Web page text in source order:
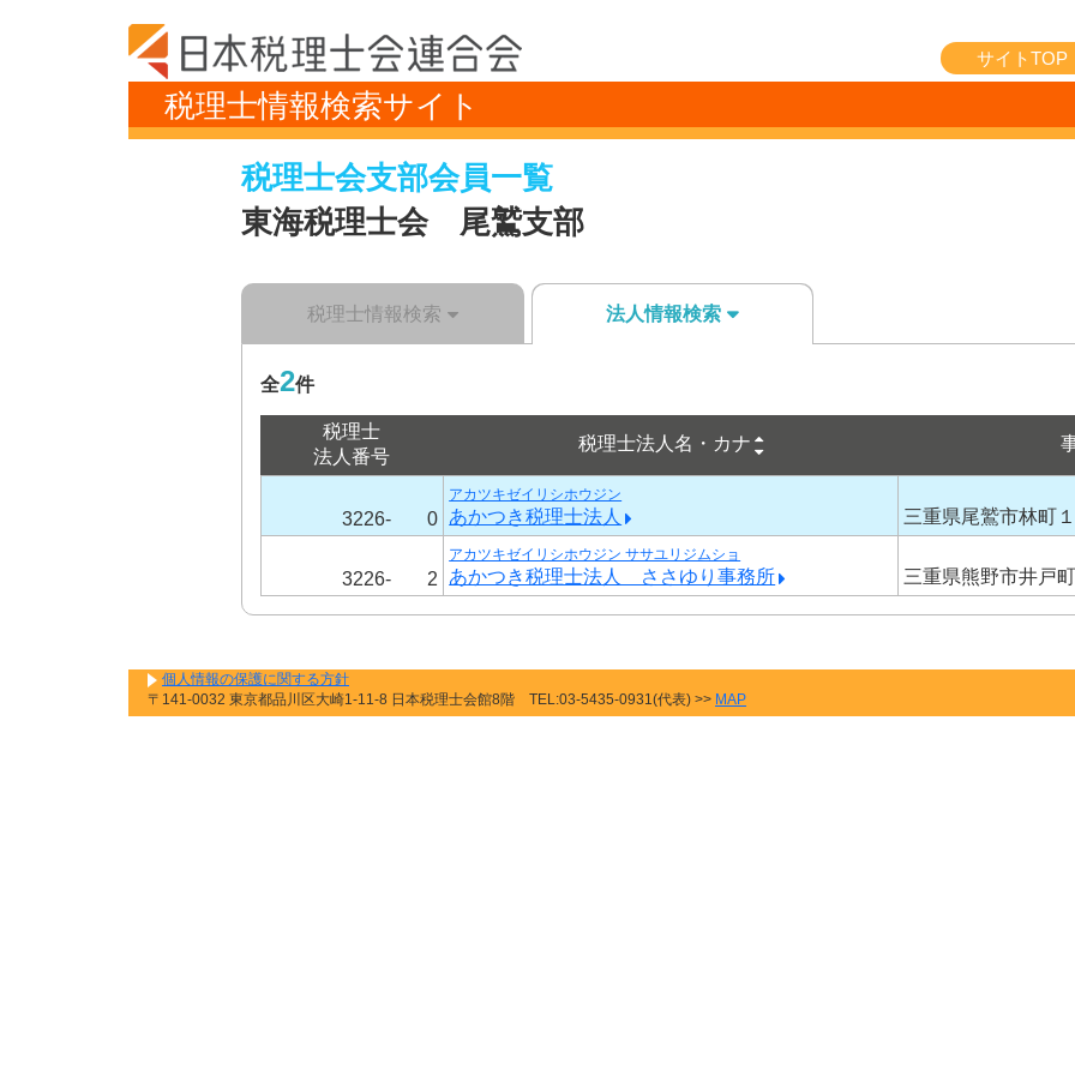
サイトTOP
税理士情報検索サイト
税理士会支部会員一覧
東海税理士会 尾鷲支部
税理士情報検索 法人情報検索
全2件
税理士
法人番号
税理士法人名・カナ
3226- 0
アカツキゼイリシホウジン
あかつき税理士法人 三重県尾鷲市林町
3226- 2
アカツキゼイリシホウジン ササユリジムショ
あかつき税理士法人 ささゆり事務所 三重県熊野市井戸
個人情報の保護に関する方針
〒141-0032 東京都品川区大崎1-11-8 日本税理士会館8階 TEL:03-5435-0931(代表) >> MAP